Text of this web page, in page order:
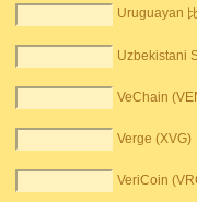
Uruguayan
Uzbekistani
VeChain
Verge (XVG)
VeriCoin